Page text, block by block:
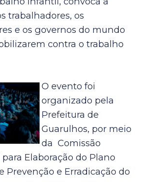
trabalhadores, os
e os governos do mundo
contra o trabalho
O evento foi
organizado pela
Prefeitura de
Guarulhos, por meio
da Comissão
Elaboração do Plano
Prevenção e Erradicação do